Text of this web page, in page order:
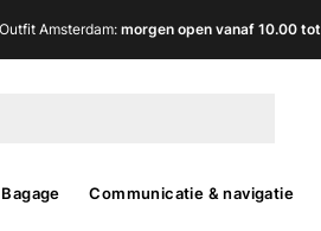
Amsterdam:morgen open vanaf 10.00
Bagage Communicatie & navigatie